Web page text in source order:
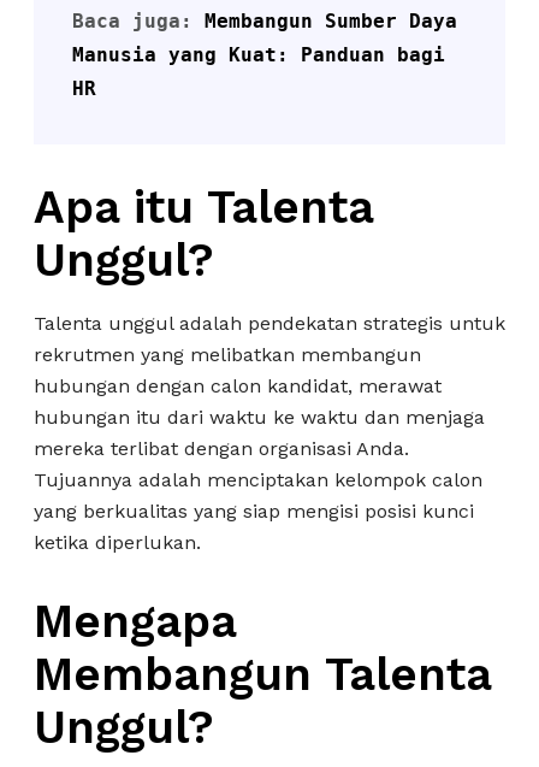
Baca juga: Membangun Sumber Daya
Manusia yang Kuat: Panduan bagi
HR
Apa itu Talenta
Unggul?
Talenta unggul adalah pendekatan strategis untuk
rekrutmen yang melibatkan membangun
hubungan dengan calon kandidat, merawat
hubungan itu dari waktu ke waktu dan menjaga
mereka terlibat dengan organisasi Anda.
Tujuannya adalah menciptakan kelompok calon
yang berkualitas yang siap mengisi posisi kunci
ketika diperlukan.
Mengapa
Membangun Talenta
Unggul?